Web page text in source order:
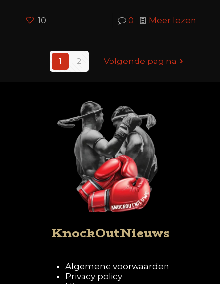
10 0 Meer lezen
1 2 Volgende pagina
KnockOutNieuws
Algemene voorwaarden
Privacy policy